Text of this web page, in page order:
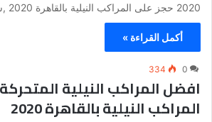
2020 حجز على المراكب النيلية بالقاهرة 2020 ,سعر المراكب…
أكمل القراءة »
0
334
المراكب النيلية بالقاهرة 2020